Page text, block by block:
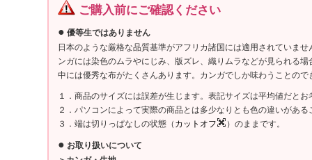
ご購入前にご確認ください
● 優等生ではありません
日本のような厳格な品質基準がアフリカ諸国には適用されていま
ンガには染色のムラやにじみ、版ズレ、織りムラなどが見られる
中には優秀な布がたくさんあります。カンガでしか味わうことの
１．商品のサイズには誤差が生じます。表記サイズは平均値だと
２．パソコンによって実際の商品とは多少なりとも色の違いがあ
３．端は切りっぱなしの状態（カットオフ ）のままです。
● お取り扱いについて